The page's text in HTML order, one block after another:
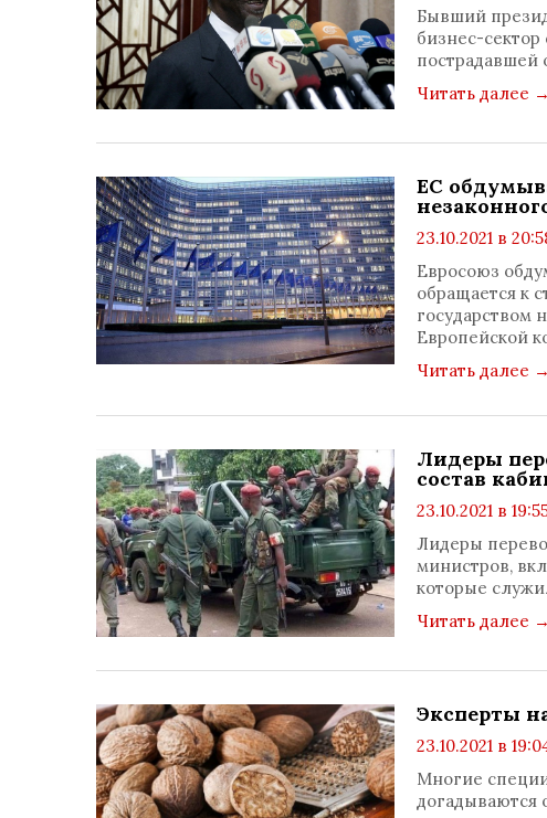
Бывший
бизнес-
пострадавшей
Читать далее →
ЕС
23.10.2021 в
Евросоюз
обращается к
государством
Европейской
Читать далее →
Лидеры
состав
23.10.2021 в
Лидеры
министров,
которые
Читать далее →
Эксперты
23.10.2021 в
Многие
догадываются